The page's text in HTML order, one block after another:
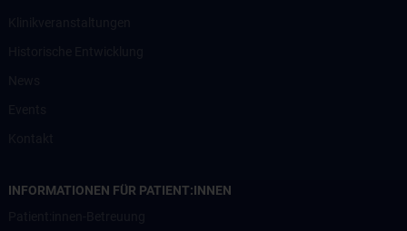
INFORMATIONEN FÜR PATIENT:INNEN